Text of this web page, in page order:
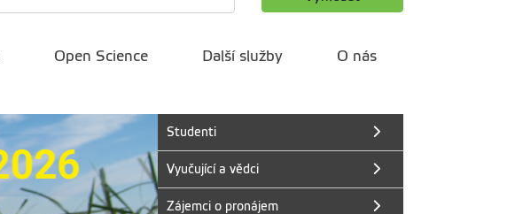
Open Science Další služby O nás
Studenti
Vyučující a vědci
Zájemci o pronájem